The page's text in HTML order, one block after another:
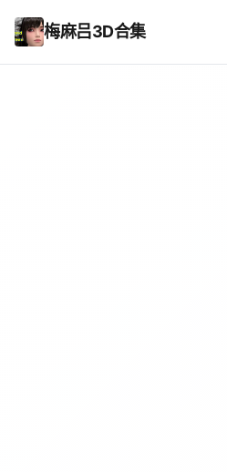
梅麻吕3D合集